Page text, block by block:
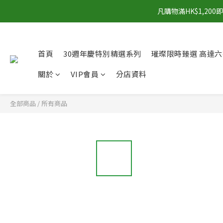
凡購物滿HK$1,200
首頁 30週年慶特別精選系列
璀璨限時臻選 高達
關於
VIP會員 分店資料
全部商品 / 所有商品